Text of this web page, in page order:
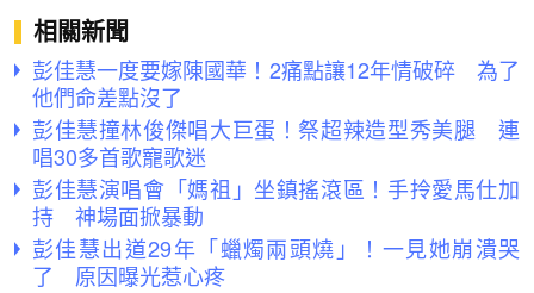
相關新聞
彭佳慧一度要嫁陳國華！2痛點讓12年情破碎 為了
他們命差點沒了
彭佳慧撞林俊傑唱大巨蛋！祭超辣造型秀美腿 連
唱30多首歌寵歌迷
彭佳慧演唱會「媽祖」坐鎮搖滾區！手拎愛馬仕加
持 神場面掀暴動
彭佳慧出道29年「蠟燭兩頭燒」！一見她崩潰哭
了 原因曝光惹心疼